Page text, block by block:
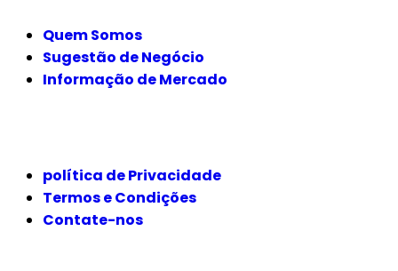
Quem Somos
Sugestão de Negócio
Informação de Mercado
política de Privacidade
Termos e Condições
Contate-nos